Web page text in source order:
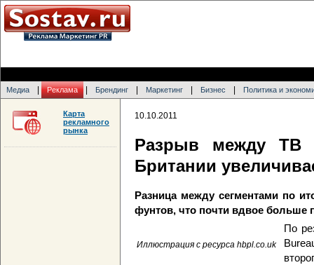
Медиа Реклама Брендинг Маркетинг Бизнес Политика и
10.10.2011
Разрыв между ТВ
Британии
Разница между сегментами по
фунтов, что почти вдвое больше
Иллюстрация с ресурса hbpl.co.uk
По
Карта
рекламного
рынка